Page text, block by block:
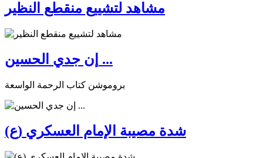
مشاهد لتشييع منقطع النظير
إن جدي الحسين ...
بروموشن كتاب الرحمة الواسعة
شدة مصيبة الإمام العسكري (ع)